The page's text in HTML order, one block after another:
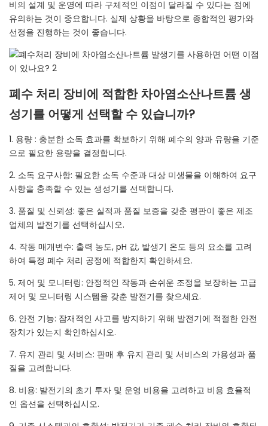
비의 설계 및 운영에 따라 구체적인 이점이 달라질 수 있다는 점에
유의하는 것이 중요합니다. 실제 상황을 바탕으로 종합적인 평가와
선정을 진행하는 것이 좋습니다.
폐수 처리 장비에 적합한 차아염소산나트륨 생
성기를 어떻게 선택할 수 있습니까?
1. 용량 : 충분한 소독 효과를 확보하기 위해 폐수의 양과 유량을 기준
으로 필요한 용량을 결정합니다.
2. 소독 요구사항: 필요한 소독 수준과 대상 미생물을 이해하여 요구
사항을 충족할 수 있는 생성기를 선택합니다.
3. 품질 및 신뢰성: 좋은 실적과 품질 보증을 갖춘 평판이 좋은 제조
업체의 발전기를 선택하십시오.
4. 작동 매개변수: 출력 농도, pH 값, 발생기 온도 등의 요소를 고려
하여 특정 폐수 처리 공정에 적합한지 확인하세요.
5. 제어 및 모니터링: 안정적인 작동과 손쉬운 조정을 보장하는 고급
제어 및 모니터링 시스템을 갖춘 발전기를 찾으세요.
6. 안전 기능: 잠재적인 사고를 방지하기 위해 발전기에 적절한 안전
장치가 있는지 확인하십시오.
7. 유지 관리 및 서비스: 판매 후 유지 관리 및 서비스의 가용성과 품
질을 고려합니다.
8. 비용: 발전기의 초기 투자 및 운영 비용을 고려하고 비용 효율적
인 옵션을 선택하십시오.